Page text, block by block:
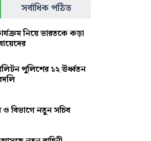
সর্বাধিক পঠিত
নিয়ে ভারতকে কড়া
পুলিশের ১২ ঊর্ধ্বতন
ও বিভাগে নতুন সচিব